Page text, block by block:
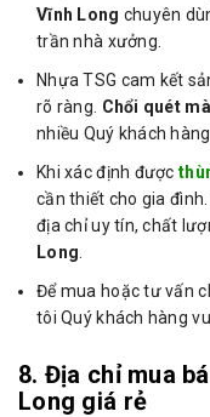
Vĩnh Long chuyên
trần nhà xưởng.
Nhựa TSG cam kết
rõ ràng. Chổi quét
nhiều Quý khách
Khi xác định được
cần thiết cho gia
địa chỉ uy tín, chất
Long.
Để mua hoặc tư vấn
tôi Quý khách hàng
8. Địa chỉ mua
Long giá rẻ